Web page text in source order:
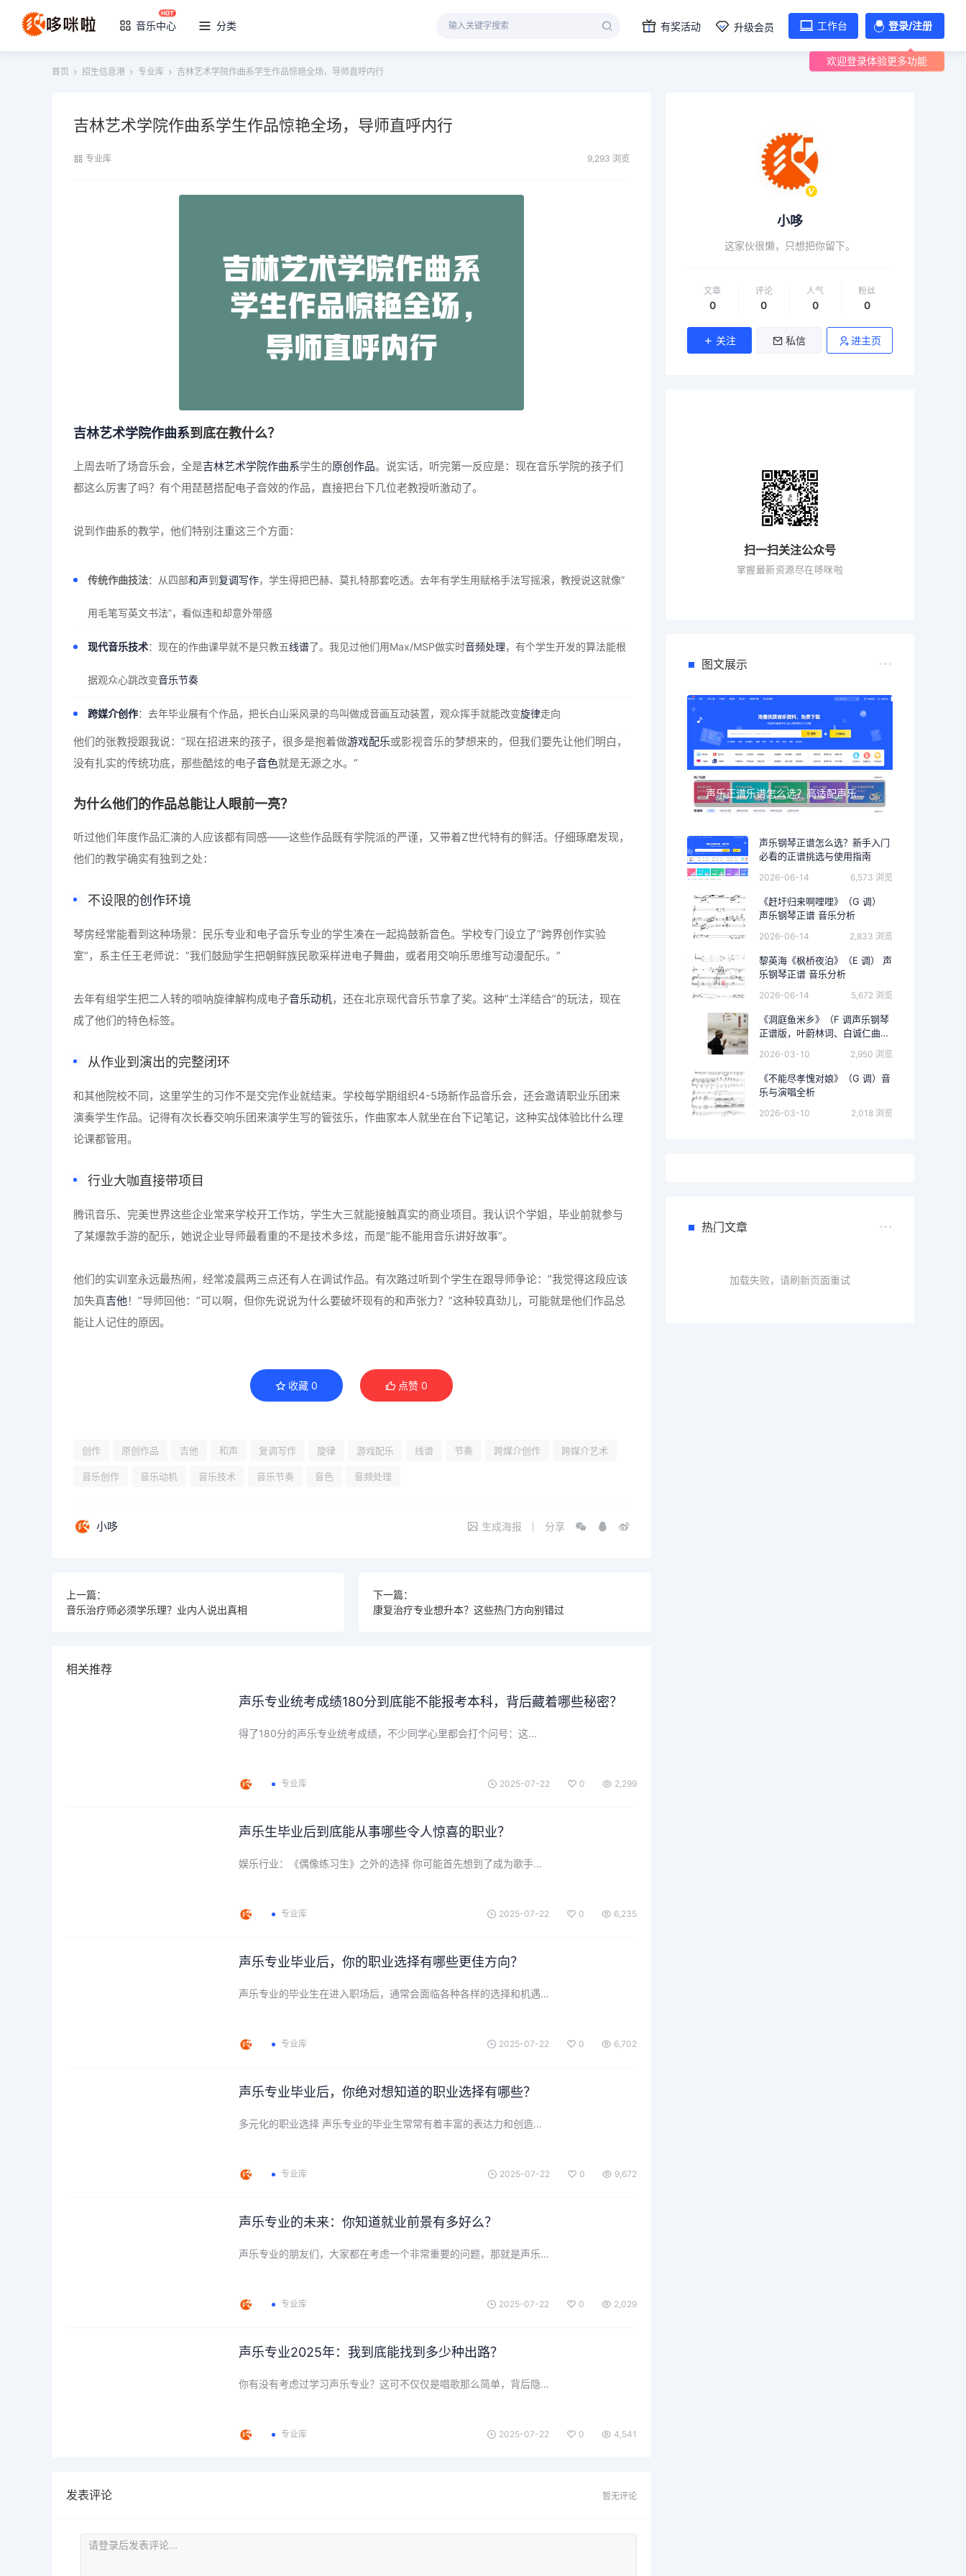
音乐中心 分类 有奖活动 升级会员 工作台 登录/注册
欢迎登录体验更多功能
首页 招生信息港 专业库 吉林艺术学院作曲系学生作品惊艳全场，导师直呼内行
吉林艺术学院作曲系学生作品惊艳全场，导师直呼内行
专业库 9,293 浏览
吉林艺术学院作曲系到底在教什么？
上周去听了场音乐会，全是吉林艺术学院作曲系学生的原创作品。说实话，听完第一反应是：现在音乐学院的孩子们
都这么厉害了吗？有个用琵琶搭配电子音效的作品，直接把台下几位老教授听激动了。
说到作曲系的教学，他们特别注重这三个方面：
传统作曲技法：从四部和声到复调写作，学生得把巴赫、莫扎特那套吃透。去年有学生用赋格手法写摇滚，教授说这就像”
用毛笔写英文书法”，看似违和却意外带感
现代音乐技术：现在的作曲课早就不是只教五线谱了。我见过他们用Max/MSP做实时音频处理，有个学生开发的算法能根
据观众心跳改变音乐节奏
跨媒介创作：去年毕业展有个作品，把长白山采风录的鸟叫做成音画互动装置，观众挥手就能改变旋律走向
他们的张教授跟我说：”现在招进来的孩子，很多是抱着做游戏配乐或影视音乐的梦想来的，但我们要先让他们明白，
没有扎实的传统功底，那些酷炫的电子音色就是无源之水。”
为什么他们的作品总能让人眼前一亮？
听过他们年度作品汇演的人应该都有同感——这些作品既有学院派的严谨，又带着Z世代特有的鲜活。仔细琢磨发现，
他们的教学确实有独到之处：
不设限的创作环境
琴房经常能看到这种场景：民乐专业和电子音乐专业的学生凑在一起捣鼓新音色。学校专门设立了”跨界创作实验
室”，系主任王老师说：”我们鼓励学生把朝鲜族民歌采样进电子舞曲，或者用交响乐思维写动漫配乐。”
去年有组学生把二人转的唢呐旋律解构成电子音乐动机，还在北京现代音乐节拿了奖。这种”土洋结合”的玩法，现在
成了他们的特色标签。
从作业到演出的完整闭环
和其他院校不同，这里学生的习作不是交完作业就结束。学校每学期组织4-5场新作品音乐会，还会邀请职业乐团来
演奏学生作品。记得有次长春交响乐团来演学生写的管弦乐，作曲家本人就坐在台下记笔记，这种实战体验比什么理
论课都管用。
行业大咖直接带项目
腾讯音乐、完美世界这些企业常来学校开工作坊，学生大三就能接触真实的商业项目。我认识个学姐，毕业前就参与
了某爆款手游的配乐，她说企业导师最看重的不是技术多炫，而是”能不能用音乐讲好故事”。
他们的实训室永远最热闹，经常凌晨两三点还有人在调试作品。有次路过听到个学生在跟导师争论：”我觉得这段应该
加失真吉他！”导师回他：”可以啊，但你先说说为什么要破坏现有的和声张力？”这种较真劲儿，可能就是他们作品总
能让人记住的原因。
收藏 0 点赞 0
创作 原创作品 吉他 和声 复调写作 旋律 游戏配乐 线谱 节奏 跨媒介创作 跨媒介艺术
音乐创作 音乐动机 音乐技术 音乐节奏 音色 音频处理
小哆 生成海报 分享
上一篇：
音乐治疗师必须学乐理？业内人说出真相
下一篇：
康复治疗专业想升本？这些热门方向别错过
相关推荐
声乐专业统考成绩180分到底能不能报考本科，背后藏着哪些秘密？
得了180分的声乐专业统考成绩，不少同学心里都会打个问号：这…
专业库 2025-07-22 0 2,299
声乐生毕业后到底能从事哪些令人惊喜的职业？
娱乐行业：《偶像练习生》之外的选择 你可能首先想到了成为歌手…
专业库 2025-07-22 0 6,235
声乐专业毕业后，你的职业选择有哪些更佳方向？
声乐专业的毕业生在进入职场后，通常会面临各种各样的选择和机遇…
专业库 2025-07-22 0 6,702
声乐专业毕业后，你绝对想知道的职业选择有哪些？
多元化的职业选择 声乐专业的毕业生常常有着丰富的表达力和创造…
专业库 2025-07-22 0 9,672
声乐专业的未来：你知道就业前景有多好么？
声乐专业的朋友们，大家都在考虑一个非常重要的问题，那就是声乐…
专业库 2025-07-22 0 2,029
声乐专业2025年：我到底能找到多少种出路？
你有没有考虑过学习声乐专业？这可不仅仅是唱歌那么简单，背后隐…
专业库 2025-07-22 0 4,541
发表评论 暂无评论
小哆
这家伙很懒，只想把你留下。
文章
0
评论
0
人气
0
粉丝
0
关注 私信 进主页
扫一扫关注公众号
掌握最新资源尽在哆咪啦
图文展示
声乐正谱乐谱怎么选？高适配声乐正谱钢琴伴奏资源推荐
声乐钢琴正谱怎么选？新手入门
必看的正谱挑选与使用指南
2026-06-14 6,573 浏览
《赶圩归来啊哩哩》（G 调）
声乐钢琴正谱 音乐分析
2026-06-14 2,833 浏览
黎英海《枫桥夜泊》（E 调） 声
乐钢琴正谱 音乐分析
2026-06-14 5,672 浏览
《洞庭鱼米乡》（F 调声乐钢琴
正谱版，叶蔚林词、白诚仁曲）
2026-03-10 2,950 浏览
《不能尽孝愧对娘》（G 调）音
乐与演唱全析
2026-03-10 2,018 浏览
热门文章
加载失败，请刷新页面重试